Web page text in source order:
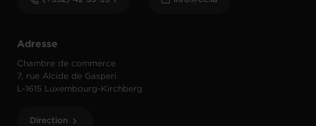
Adresse
Chambre de commerce
7, rue Alcide de Gasperi
L-1615 Luxembourg-Kirchberg
Direction